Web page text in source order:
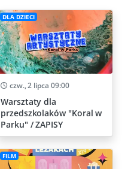
DLA DZIECI
czw., 2 lipca 09:00
Warsztaty dla
przedszkolaków "Koral w
Parku" / ZAPISY
FILM